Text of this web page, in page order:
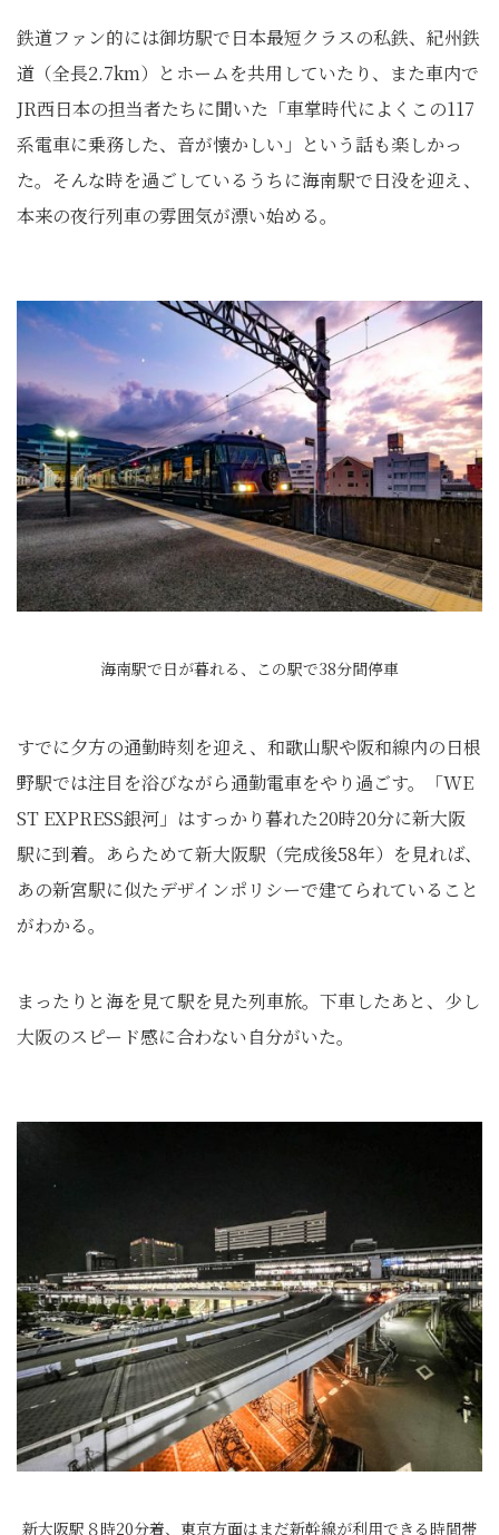
鉄道ファン的には御坊駅で日本最短クラスの私鉄、紀州鉄
道（全長2.7km）とホームを共用していたり、また車内で
JR西日本の担当者たちに聞いた「車掌時代によくこの117
系電車に乗務した、音が懐かしい」という話も楽しかっ
た。そんな時を過ごしているうちに海南駅で日没を迎え、
本来の夜行列車の雰囲気が漂い始める。
海南駅で日が暮れる、この駅で38分間停車
すでに夕方の通勤時刻を迎え、和歌山駅や阪和線内の日根
野駅では注目を浴びながら通勤電車をやり過ごす。「WE
ST EXPRESS銀河」はすっかり暮れた20時20分に新大阪
駅に到着。あらためて新大阪駅（完成後58年）を見れば、
あの新宮駅に似たデザインポリシーで建てられていること
がわかる。
まったりと海を見て駅を見た列車旅。下車したあと、少し
大阪のスピード感に合わない自分がいた。
新大阪駅８時20分着、東京方面はまだ新幹線が利用できる時間帯